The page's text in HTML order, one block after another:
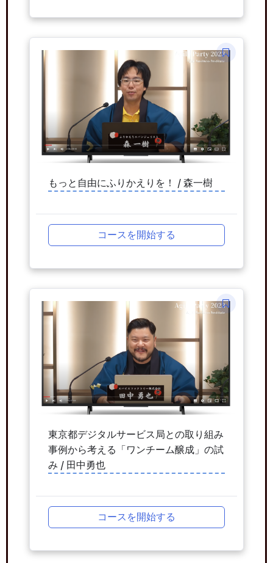
もっと自由にふりかえりを！ / 森一樹
コースを開始する
東京都デジタルサービス局との取り組み
事例から考える「ワンチーム醸成」の試
み / 田中勇也
コースを開始する